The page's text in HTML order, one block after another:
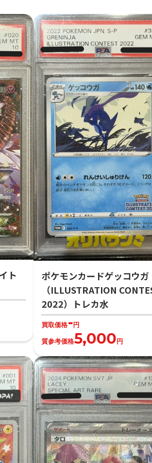
ト
ポケモンカードゲッコウガ
（ILLUSTRATION
2022）トレカ水
買取価格-円
質参考価格5,000円